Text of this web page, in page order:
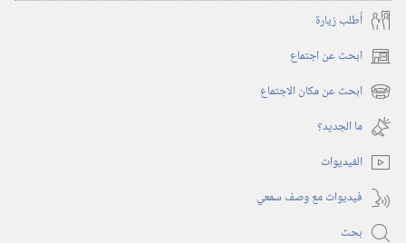
أُطلب زيارة
ابحث عن اجتماع (يفتح
نافذة ابحث عن مكان الاجتماع (يفتح
نافذة
جديدة)
ما الجديد؟‏
الفيديوات
فيديوات مع وصف سمعي
بحث